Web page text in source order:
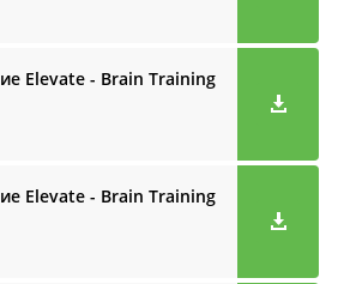
Elevate - Brain Training
Elevate - Brain Training